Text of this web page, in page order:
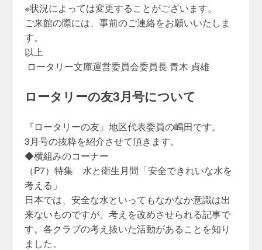
※状況によっては変更することがございます。
ご来館の際には、事前のご連絡をお願いいたしま
す。
以上
ロータリー文庫運営委員会委員長 青木 貞雄
ロータリーの友3月号について
『ロータリーの友』地区代表委員の嶋田です。
3月号の抜粋を紹介させて頂きます。
◆横組みのコーナー
（P7）特集 水と衛生月間「安全できれいな水を
考える」
日本では、安全な水といってもなかなか意識は出
来ないものですが、考えを改めさせられる記事で
す。各クラブの考え抜いた活動があることを知り
ました。